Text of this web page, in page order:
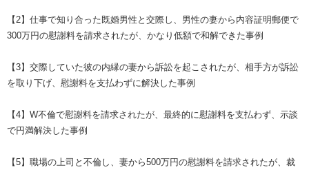
【2】仕事で知り合った既婚男性と交際し、男性の妻から内容証明郵便で
300万円の慰謝料を請求されたが、かなり低額で和解できた事例
【3】交際していた彼の内縁の妻から訴訟を起こされたが、相手方が訴訟
を取り下げ、慰謝料を支払わずに解決した事例
【4】W不倫で慰謝料を請求されたが、最終的に慰謝料を支払わず、示談
で円満解決した事例
【5】職場の上司と不倫し、妻から500万円の慰謝料を請求されたが、裁